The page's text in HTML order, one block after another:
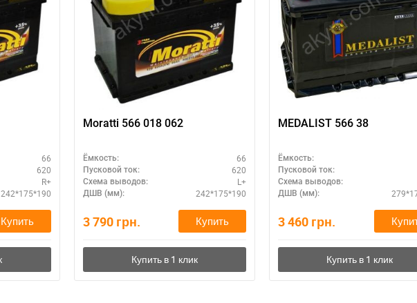
66
620
R+
242*175*190
Купить
Moratti 566 018 062
Ёмкость: 66
Пусковой ток: 620
Схема выводов: L+
ДШВ (мм): 242*175*190
3 790 грн. Купить
MEDALIST 566 38
Ёмкость:
Пусковой ток:
Схема выводов:
ДШВ (мм):
3 460 грн.